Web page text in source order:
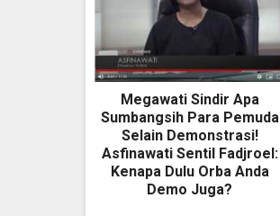
Megawati Sindir Apa
Sumbangsih Para Pemuda
Selain Demonstrasi!
Asfinawati Sentil Fadjroel:
Kenapa Dulu Orba Anda
Demo Juga?